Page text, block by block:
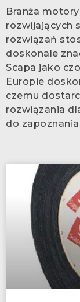
Branża
rozwijających
rozwiązań
doskonale
Scapa jako
Europie
czemu
rozwiązania
do